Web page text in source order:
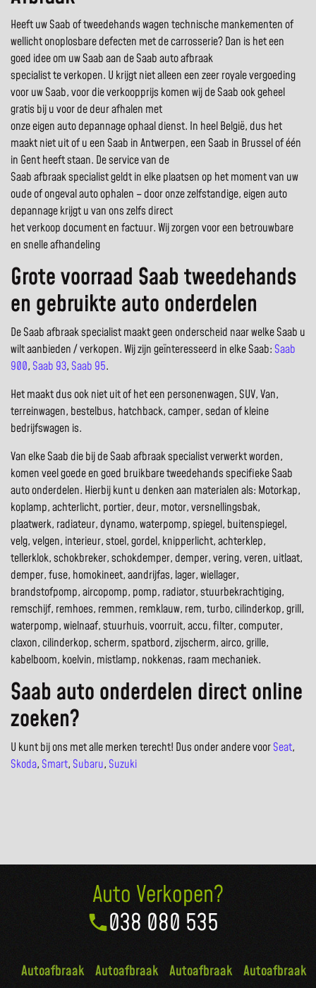
Heeft uw Saab of tweedehands wagen technische mankementen of
wellicht onoplosbare defecten met de carrosserie? Dan is het een
goed idee om uw Saab aan de Saab auto afbraak
specialist te verkopen. U krijgt niet alleen een zeer royale vergoeding
voor uw Saab, voor die verkoopprijs komen wij de Saab ook geheel
gratis bij u voor de deur afhalen met
onze eigen auto depannage ophaal dienst. In heel België, dus het
maakt niet uit of u een Saab in Antwerpen, een Saab in Brussel of één
in Gent heeft staan. De service van de
Saab afbraak specialist geldt in elke plaatsen op het moment van uw
oude of ongeval auto ophalen – door onze zelfstandige, eigen auto
depannage krijgt u van ons zelfs direct
het verkoop document en factuur. Wij zorgen voor een betrouwbare
en snelle afhandeling
Grote voorraad Saab tweedehands
en gebruikte auto onderdelen
De Saab afbraak specialist maakt geen onderscheid naar welke Saab u
wilt aanbieden / verkopen. Wij zijn geïnteresseerd in elke Saab: Saab
900, Saab 93, Saab 95.
Het maakt dus ook niet uit of het een personenwagen, SUV, Van,
terreinwagen, bestelbus, hatchback, camper, sedan of kleine
bedrijfswagen is.
Van elke Saab die bij de Saab afbraak specialist verwerkt worden,
komen veel goede en goed bruikbare tweedehands specifieke Saab
auto onderdelen. Hierbij kunt u denken aan materialen als: Motorkap,
koplamp, achterlicht, portier, deur, motor, versnellingsbak,
plaatwerk, radiateur, dynamo, waterpomp, spiegel, buitenspiegel,
velg, velgen, interieur, stoel, gordel, knipperlicht, achterklep,
tellerklok, schokbreker, schokdemper, demper, vering, veren, uitlaat,
demper, fuse, homokineet, aandrijfas, lager, wiellager,
brandstofpomp, aircopomp, pomp, radiator, stuurbekrachtiging,
remschijf, remhoes, remmen, remklauw, rem, turbo, cilinderkop, grill,
waterpomp, wielnaaf, stuurhuis, voorruit, accu, filter, computer,
claxon, cilinderkop, scherm, spatbord, zijscherm, airco, grille,
kabelboom, koelvin, mistlamp, nokkenas, raam mechaniek.
Saab auto onderdelen direct online
zoeken?
U kunt bij ons met alle merken terecht! Dus onder andere voorSeat,
Skoda, Smart, Subaru, Suzuki
Auto Verkopen?
038 080 535
Autoafbraak Autoafbraak Autoafbraak Autoafbraak